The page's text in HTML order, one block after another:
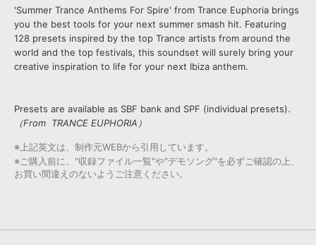
'Summer Trance Anthems For Spire' from Trance Euphoria brings
you the best tools for your next summer smash hit. Featuring
128 presets inspired by the top Trance artists from around the
world and the top festivals, this soundset will surely bring your
creative inspiration to life for your next Ibiza anthem.
Presets are available as SBF bank and SPF (individual presets).
（From TRANCE EUPHORIA）
※上記英文は、制作元WEBから引用しています。
※ご購入前に、"収録ファイル一覧"や"デモソング"を必ずご確認の上、
お買い間違えのないようご注意ください。